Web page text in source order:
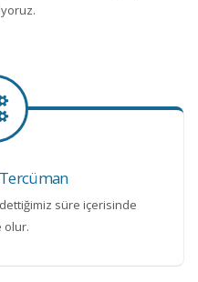
süre içerisinde
olur.